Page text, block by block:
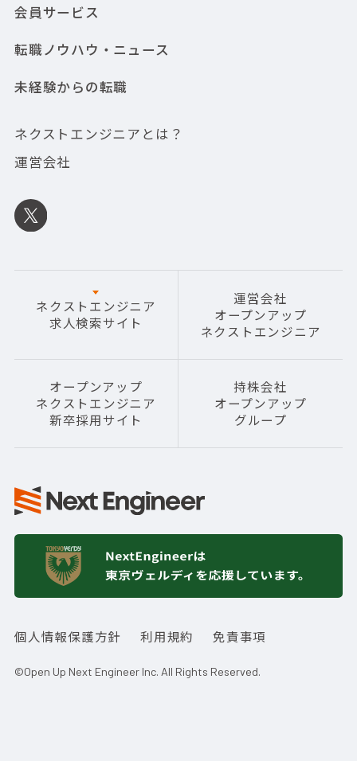
会員サービス
転職ノウハウ・ニュース
未経験からの転職
ネクストエンジニアとは？
運営会社
ネクストエンジニア
求人検索サイト
運営会社
オープンアップ
ネクストエンジニア
オープンアップ
ネクストエンジニア
新卒採用サイト
持株会社
オープンアップ
グループ
個人情報保護方針 利用規約 免責事項
©Open Up Next Engineer Inc. All Rights Reserved.